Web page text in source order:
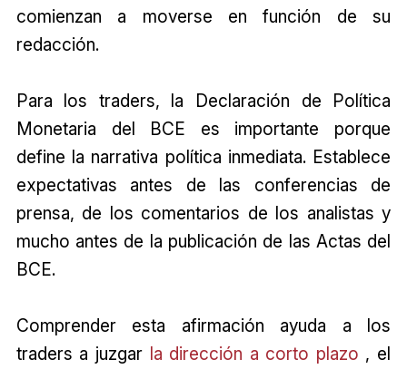
comienzan a moverse en función de su
redacción.
Para los traders, la Declaración de Política
Monetaria del BCE es importante porque
define la narrativa política inmediata. Establece
expectativas antes de las conferencias de
prensa, de los comentarios de los analistas y
mucho antes de la publicación de las Actas del
BCE.
Comprender esta afirmación ayuda a los
traders a juzgar la dirección a corto plazo , el